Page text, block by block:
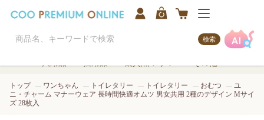
検索
トップ ワンちゃん トイレタリー トイレタリー おむつ
ユ
ニ・チャーム マナーウェア 長時間快適オムツ 男女共用 2種のデザイン Mサイ
ズ 28枚入